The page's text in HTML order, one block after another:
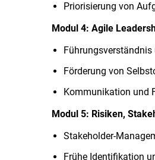
Priorisierung von
Modul 4: Agile
Förderung von
Kommunikation und
Modul 5: Risiken,
Stakeholder-
Frühe Identifikation